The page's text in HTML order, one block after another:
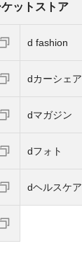
ットストア
d fashion
dカーシェア
dマガジン
dフォト
dヘルスケア